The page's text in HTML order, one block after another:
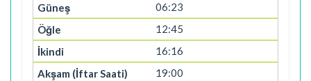
06:23
12:45
16:16
19:00